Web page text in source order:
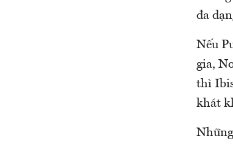
đa
Nếu
gia,
thì
khát